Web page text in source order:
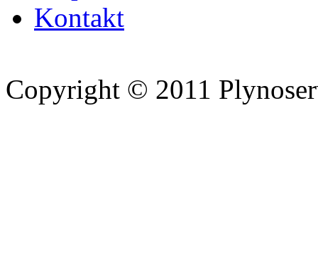
Kontakt
Copyright © 2011